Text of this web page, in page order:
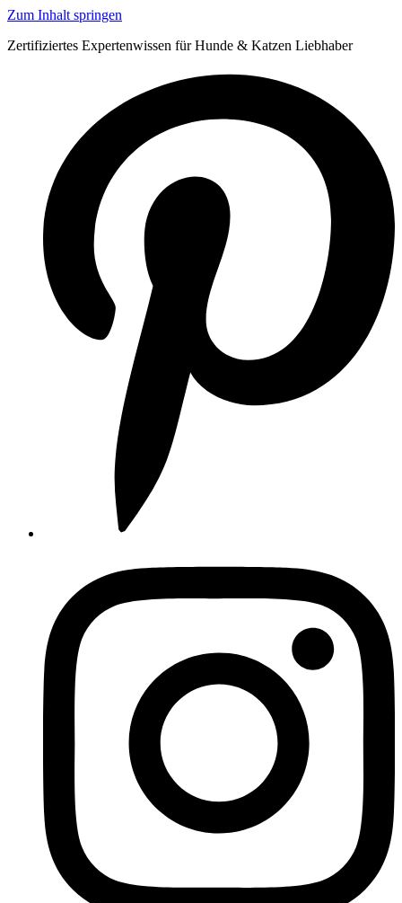
Zum Inhalt springen
Zertifiziertes Expertenwissen für Hunde & Katzen Liebhaber